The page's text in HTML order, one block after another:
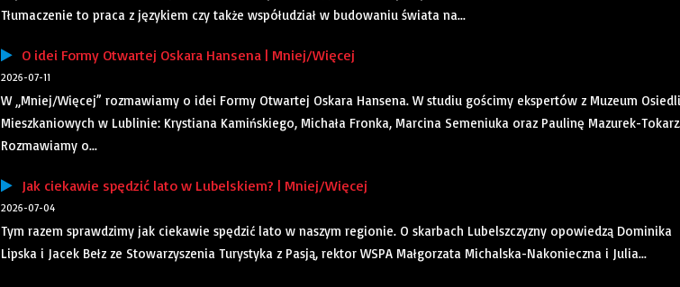
Tłumaczenie to praca z językiem czy także współudział w budowaniu świata na...
O idei Formy Otwartej Oskara Hansena | Mniej/Więcej
2026-07-11
W „Mniej/Więcej” rozmawiamy o idei Formy Otwartej Oskara Hansena. W studiu gościmy ekspertów z Muzeum Osiedli
Mieszkaniowych w Lublinie: Krystiana Kamińskiego, Michała Fronka, Marcina Semeniuka oraz Paulinę Mazurek-
Rozmawiamy o...
Jak ciekawie spędzić lato w Lubelskiem? | Mniej/Więcej
2026-07-04
Tym razem sprawdzimy jak ciekawie spędzić lato w naszym regionie. O skarbach Lubelszczyzny opowiedzą Dominika
Lipska i Jacek Bełz ze Stowarzyszenia Turystyka z Pasją, rektor WSPA Małgorzata Michalska-Nakonieczna i Julia...